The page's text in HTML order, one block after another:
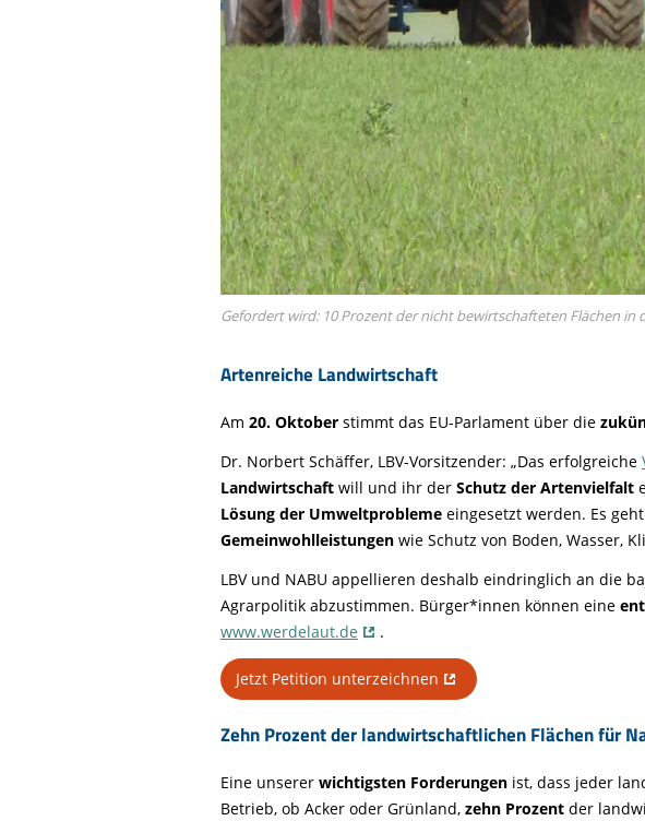
Gefordert wird: 10 Prozent der nicht bewirtschafteten Flächen in
Artenreiche Landwirtschaft
Am 20. Oktober stimmt das EU-Parlament über die
Dr. Norbert Schäffer, LBV-Vorsitzender: „Das erfolgreiche
Landwirtschaft will und ihr der Schutz der Artenvielfalt
Lösung der Umweltprobleme eingesetzt werden. Es
Gemeinwohlleistungen wie Schutz von Boden, Wasser,
LBV und NABU appellieren deshalb eindringlich an die
Agrarpolitik abzustimmen. Bürger*innen können eine
www.werdelaut.de
.
Jetzt Petition unterzeichnen
Zehn Prozent der landwirtschaftlichen Flächen für
Eine unserer wichtigsten Forderungen ist, dass jeder
Betrieb, ob Acker oder Grünland, zehn Prozent der